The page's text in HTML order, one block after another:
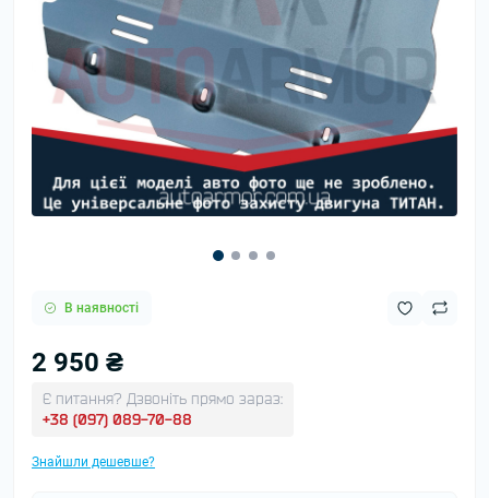
В наявності
2 950 ₴
Є питання? Дзвоніть прямо зараз:
+38 (097) 089-70-88
Знайшли дешевше?